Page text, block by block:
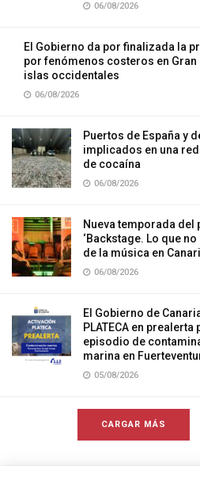
06/08/2026
El Gobierno da por finalizada la
por fenómenos costeros en Gran
islas occidentales
06/08/2026
Puertos de España y
implicados en una
de cocaína
06/08/2026
Nueva temporada del
‘Backstage. Lo que
de la música en
06/08/2026
El Gobierno de
PLATECA en prealerta
episodio de
marina en
05/08/2026
CARGAR MÁS